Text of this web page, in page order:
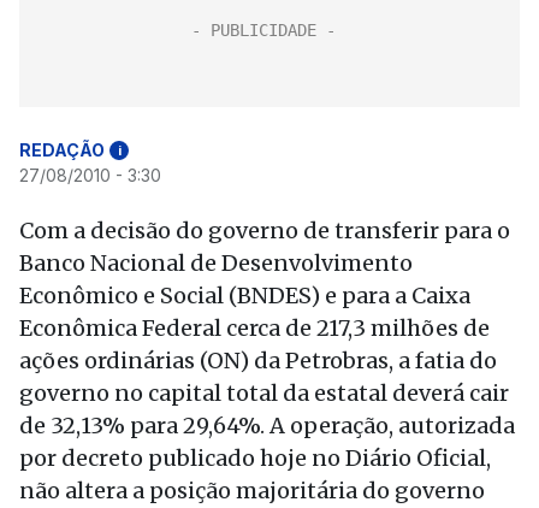
REDAÇÃO i
27/08/2010 - 3:30
Com a decisão do governo de transferir para o
Banco Nacional de Desenvolvimento
Econômico e Social (BNDES) e para a Caixa
Econômica Federal cerca de 217,3 milhões de
ações ordinárias (ON) da Petrobras, a fatia do
governo no capital total da estatal deverá cair
de 32,13% para 29,64%. A operação, autorizada
por decreto publicado hoje no Diário Oficial,
não altera a posição majoritária do governo